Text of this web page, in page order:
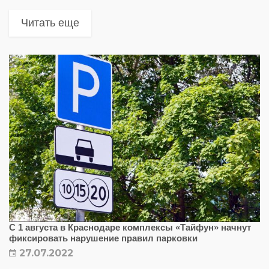
Кубани–Темрюк, Джубга-Сочи, и других.
Читать еще
С 1 августа в Краснодаре комплексы «Тайфун» начнут
фиксировать нарушение правил парковки
27.07.2022